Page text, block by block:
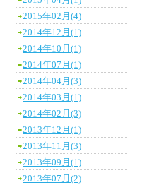
2015年02月(4)
2014年12月(1)
2014年10月(1)
2014年07月(1)
2014年04月(3)
2014年03月(1)
2014年02月(3)
2013年12月(1)
2013年11月(3)
2013年09月(1)
2013年07月(2)